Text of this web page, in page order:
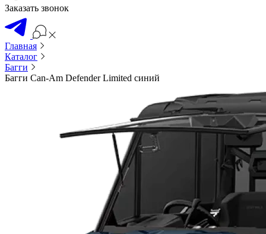
Заказать звонок
Главная
Каталог
Багги
Багги Can-Am Defender Limited синий